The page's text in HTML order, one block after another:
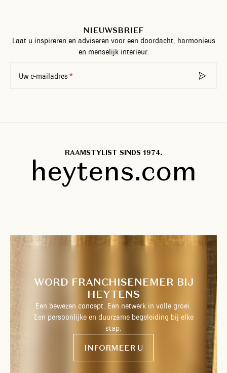
NIEUWSBRIEF
Laat u inspireren en adviseren voor een doordacht, harmonieus
en menselijk interieur.
Uw e-mailadres
RAAMSTYLIST SINDS 1974.
heytens.com
WORD FRANCHISENEMER BIJ
HEYTENS
Een bewezen concept. Een netwerk in volle groei.
Een persoonlijke en duurzame begeleiding bij elke
stap.
INFORMEER U